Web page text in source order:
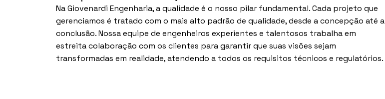
Na Giovenardi Engenharia, a qualidade é o nosso pilar fundamental. Cada projeto que
gerenciamos é tratado com o mais alto padrão de qualidade, desde a concepção até a
conclusão. Nossa equipe de engenheiros experientes e talentosos trabalha em
estreita colaboração com os clientes para garantir que suas visões sejam
transformadas em realidade, atendendo a todos os requisitos técnicos e regulatórios.